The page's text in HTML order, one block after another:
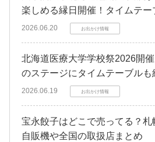
楽しめる縁日開催！タイムテー
2026.06.20 お出かけ情報
北海道医療大学学校祭2026開
のステージにタイムテーブルも
2026.06.19 お出かけ情報
宝永餃子はどこで売ってる？札
自販機や全国の取扱店まとめ